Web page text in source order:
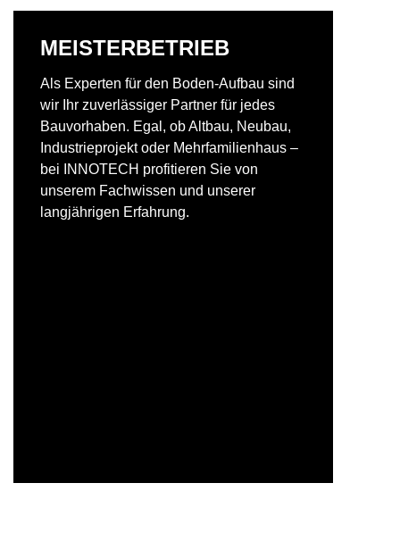
MEISTERBETRIEB
Als Experten für den Boden-Aufbau sind
wir Ihr zuverlässiger Partner für jedes
Bauvorhaben. Egal, ob Altbau, Neubau,
Industrieprojekt oder Mehrfamilienhaus –
bei INNOTECH profitieren Sie von
unserem Fachwissen und unserer
langjährigen Erfahrung.